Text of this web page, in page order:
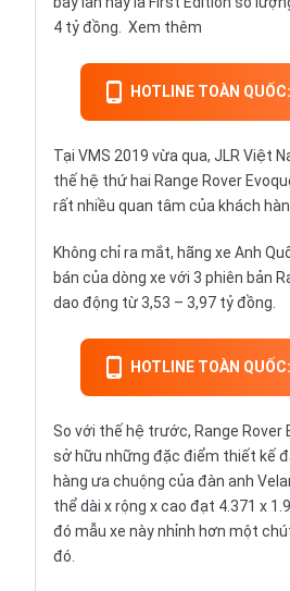
4 tỷ đồng. Xem thêm
HOTLINE TOÀN
Tại VMS 2019 vừa qua, JLR Việt
thế hệ thứ hai Range Rover
rất nhiều quan tâm của khách
Không chỉ ra mắt, hãng xe Anh
bán của dòng xe với 3 phiên bản
dao động từ 3,53 – 3,97 tỷ đồng.
HOTLINE TOÀN
So với thế hệ trước, Range Rover
sở hữu những đặc điểm thiết kế
hàng ưa chuộng của đàn anh
thể dài x rộng x cao đạt 4.371 x
đó mẫu xe này nhỉnh hơn một
đó.